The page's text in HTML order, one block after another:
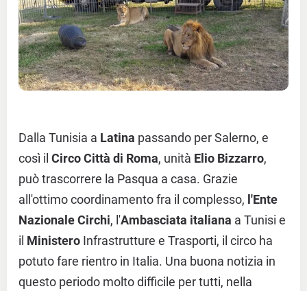
Dalla Tunisia a Latina passando per Salerno, e
così il Circo Città di Roma, unità Elio Bizzarro,
può trascorrere la Pasqua a casa. Grazie
all'ottimo coordinamento fra il complesso, l'Ente
Nazionale Circhi, l'Ambasciata italiana a Tunisi e
il Ministero Infrastrutture e Trasporti, il circo ha
potuto fare rientro in Italia. Una buona notizia in
questo periodo molto difficile per tutti, nella